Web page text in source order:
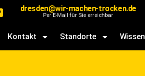
dresden@wir-machen-trocken.de
Per E-Mail für Sie erreichbar
Kontakt Standorte Wissen